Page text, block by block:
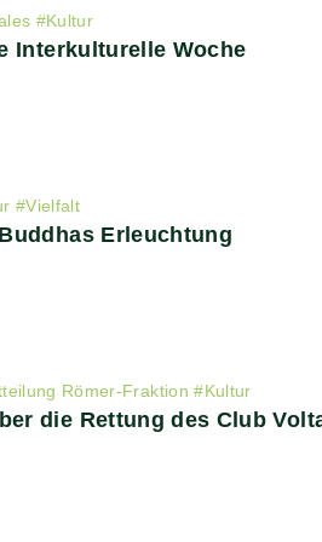
#Kultur
Interkulturelle Woche
#Vielfalt
Erleuchtung
Römer-Fraktion #Kultur
die Rettung des Club